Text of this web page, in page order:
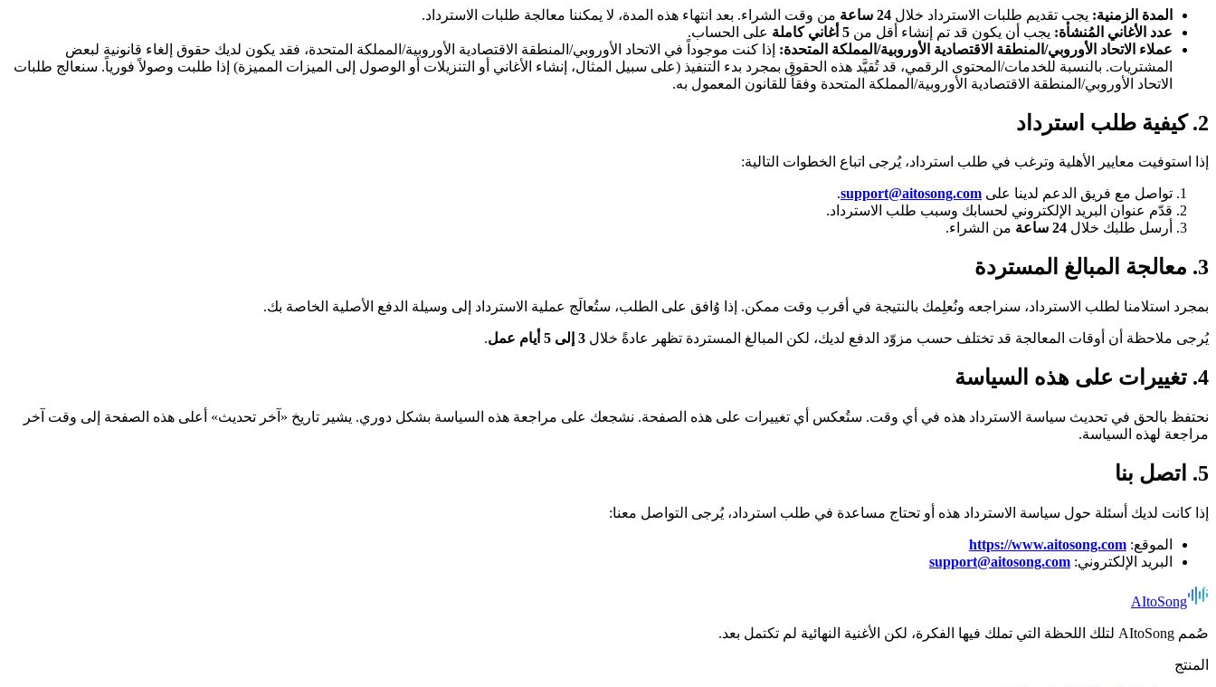
المدة الزمنية: يجب تقديم طلبات الاسترداد خلال 24 ساعة
من وقت الشراء. بعد انتهاء هذه المدة، لا يمكننا معالجة طلبات الاسترداد.
عدد الأغاني المُنشأة: يجب أن يكون قد تم إنشاء أقل من 5 أغاني كاملة
على الحساب.
عملاء الاتحاد الأوروبي/المنطقة الاقتصادية الأوروبية/المملكة المتحدة: إذا كنت موجوداً في الاتحاد الأوروبي/المنطقة الاقتصادية الأوروبية/المملكة المتحدة، فقد يكون لديك حقوق إلغاء قانونية لبعض
المشتريات. بالنسبة للخدمات/المحتوى الرقمي، قد تُقيَّد هذه الحقوق بمجرد بدء التنفيذ (على سبيل المثال، إنشاء الأغاني أو التنزيلات أو الوصول إلى الميزات المميزة) إذا طلبت وصولاً فورياً. سنعالج طلبات
الاتحاد الأوروبي/المنطقة الاقتصادية الأوروبية/المملكة المتحدة وفقاً للقانون المعمول به.
2. كيفية طلب استرداد
إذا استوفيت معايير الأهلية وترغب في طلب استرداد، يُرجى اتباع الخطوات التالية:
تواصل مع فريق الدعم لدينا على support@aitosong.com
.
قدّم عنوان البريد الإلكتروني لحسابك وسبب طلب الاسترداد.
أرسل طلبك خلال 24 ساعة من الشراء.
3. معالجة المبالغ المستردة
بمجرد استلامنا لطلب الاسترداد، سنراجعه ونُعلِمك بالنتيجة في أقرب وقت ممكن. إذا وُافق على الطلب، ستُعالَج عملية الاسترداد إلى وسيلة الدفع الأصلية الخاصة بك.
يُرجى ملاحظة أن أوقات المعالجة قد تختلف حسب مزوّد الدفع لديك، لكن المبالغ المستردة تظهر عادةً خلال 3 إلى 5 أيام عمل .
4. تغييرات على هذه السياسة
نحتفظ بالحق في تحديث سياسة الاسترداد هذه في أي وقت. ستُعكس أي تغييرات على هذه الصفحة. نشجعك على مراجعة هذه السياسة بشكل دوري. يشير تاريخ «آخر تحديث» أعلى هذه الصفحة إلى وقت آخر
مراجعة لهذه السياسة.
5. اتصل بنا
إذا كانت لديك أسئلة حول سياسة الاسترداد هذه أو تحتاج مساعدة في طلب استرداد، يُرجى التواصل معنا:
الموقع: https://www.aitosong.com
البريد الإلكتروني: support@aitosong.com
AItoSong
صُمم AItoSong لتلك اللحظة التي تملك فيها الفكرة، لكن الأغنية النهائية لم تكتمل بعد.
المنتج